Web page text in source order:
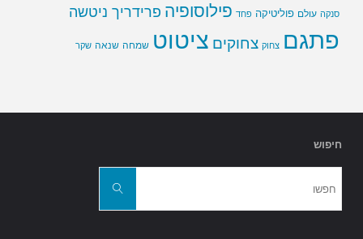
סנקה עולם פוליטיקה פחד פילוסופיה פרידריך ניטשה
פתגם צחוק צחוקים ציטוט שמחה שנאה שקר
חיפוש
חפשו